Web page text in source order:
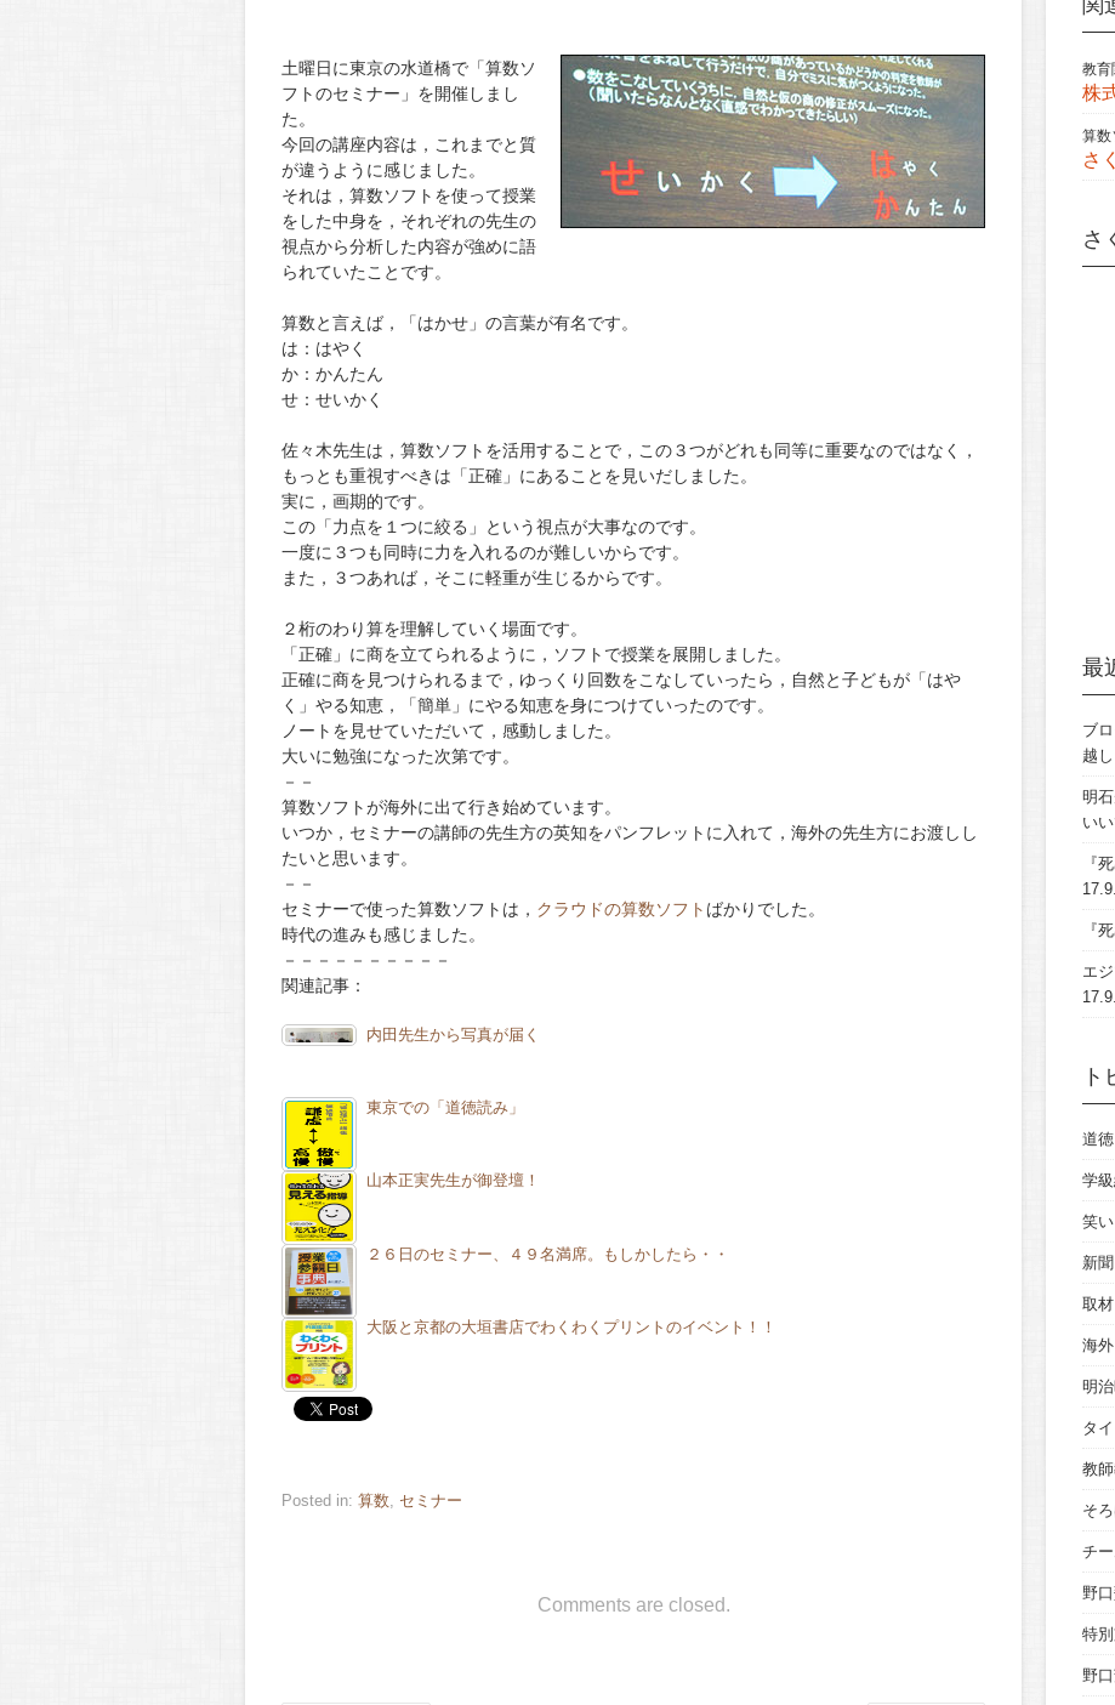
土曜日に東京の水道橋で「算数ソ
フトのセミナー」を開催しまし
た。
今回の講座内容は，これまでと質
が違うように感じました。
それは，算数ソフトを使って授業
をした中身を，それぞれの先生の
視点から分析した内容が強めに語
られていたことです。
算数と言えば，「はかせ」の言葉が有名です。
は：はやく
か：かんたん
せ：せいかく
佐々木先生は，算数ソフトを活用することで，この３つがどれも同等に重要なのではなく，
もっとも重視すべきは「正確」にあることを見いだしました。
実に，画期的です。
この「力点を１つに絞る」という視点が大事なのです。
一度に３つも同時に力を入れるのが難しいからです。
また，３つあれば，そこに軽重が生じるからです。
２桁のわり算を理解していく場面です。
「正確」に商を立てられるように，ソフトで授業を展開しました。
正確に商を見つけられるまで，ゆっくり回数をこなしていったら，自然と子どもが「はや
く」やる知恵，「簡単」にやる知恵を身につけていったのです。
ノートを見せていただいて，感動しました。
大いに勉強になった次第です。
－－
算数ソフトが海外に出て行き始めています。
いつか，セミナーの講師の先生方の英知をパンフレットに入れて，海外の先生方にお渡しし
たいと思います。
－－
セミナーで使った算数ソフトは， クラウドの算数ソフト ばかりでした。
時代の進みも感じました。
－－－－－－－－－－
関連記事：
内田先生から写真が届く
東京での「道徳読み」
山本正実先生が御登壇！
２６日のセミナー、４９名満席。もしかしたら・・
大阪と京都の大垣書店でわくわくプリントのイベント！！
Posted in: 算数 セミナー
Comments are closed.
関
教育
株
算数
さ
さ
最
ブ
越
明
い
『
『
エ
ト
道徳
学
笑い
新聞
取材
海外
明
タイ
教
そ
チ
野
特
野